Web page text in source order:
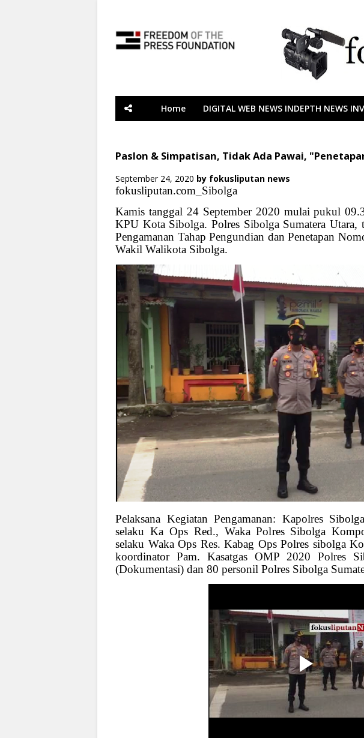
Home DIGITAL WEB NEWS INDEPTH NEWS
Paslon & Simpatisan, Tidak Ada Pawai,
September 24, 2020 by fokusliputan news
fokusliputan.com_Sibolga
Kamis tanggal 24 September 2020 mulai pukul
KPU Kota Sibolga. Polres Sibolga Sumatera Utara,
Pengamanan Tahap Pengundian dan Penetapan
Wakil Walikota Sibolga.
Pelaksana Kegiatan Pengamanan: Kapolres
selaku Ka Ops Red., Waka Polres Sibolga
selaku Waka Ops Res. Kabag Ops Polres sibolga
koordinator Pam. Kasatgas OMP 2020 Polres
(Dokumentasi) dan 80 personil Polres Sibolga